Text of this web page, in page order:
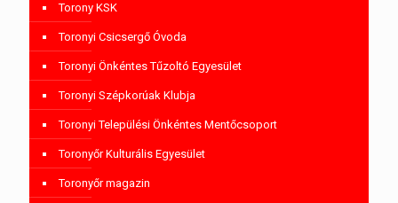
Torony KSK
Toronyi Csicsergő Óvoda
Toronyi Önkéntes Tűzoltó Egyesület
Toronyi Szépkorúak Klubja
Toronyi Települési Önkéntes Mentőcsoport
Toronyőr Kulturális Egyesület
Toronyőr magazin